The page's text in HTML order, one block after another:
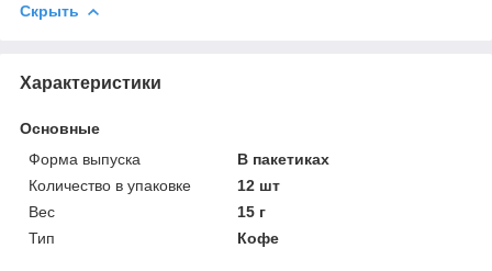
Скрыть
Характеристики
Основные
Форма выпуска
В пакетиках
Количество в упаковке
12 шт
Вес
15 г
Тип
Кофе